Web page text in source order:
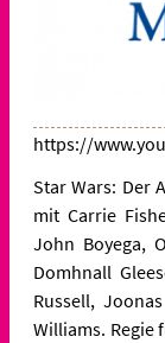
https://
Star Wars: Der
mit Carrie
John Boyega,
Domhnall
Russell,
Williams. Regie